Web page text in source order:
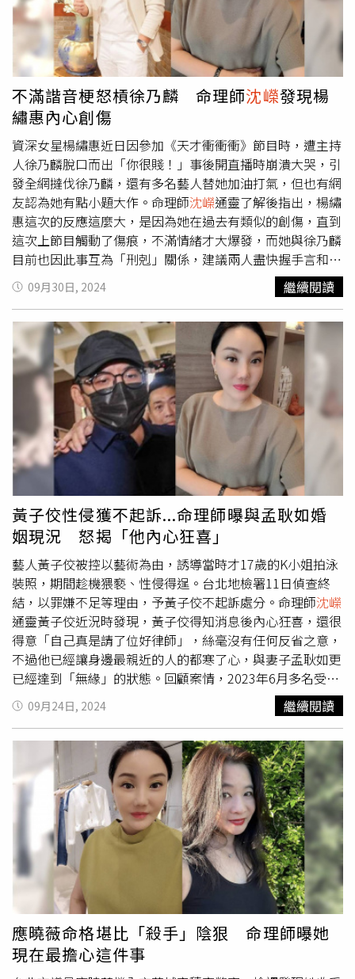
旺，絲毫不受這次「妳最賤」事件的影響，甚至氣勢比之前
更強了！原因是他內心確實沒有想侮辱楊繡惠，所以在因果
上站得住腳，目前從因果的宏觀角度而言，整起事件起因是
楊繡惠的內在情緒問題，所以即使徐乃麟沒有道歉也不算理
虧，雖然也有一些酸民罵乃哥，但多數網友仍力挺徐乃麟，
所以徐乃麟的運氣聲勢不墜，就連《天才衝衝衝》另一名主
持人曾國城談及此事，也替徐乃麟緩頰：「乃哥沒有特別意
思，但這沒有辦法，氣話怎麼能當真。」認為遊戲單元本來
就有可能因為有人表現較差，而有銳利字眼的節目效果，暗
指楊繡惠想太多。至於7年前在節目上被徐乃麟飆罵三字
經、五字經的唐從聖，被網友酸徹底「失去了舞台」，唐從
聖則反駁自己其實沒有失去舞台，仍一直在各種不同的舞台
上持續表演。究竟實際上他的事業運如何？ 沈嶸通靈後分
析，雖然唐從聖確實接演了許多商業劇團，也有代言、演講
的邀約，但是這些工作的收視擴及率仍不及電視傳播，確實
唐從聖等同消失在主流電視圈。綜觀徐乃麟與唐從聖的因
果，沈嶸發現徐乃麟其實有真心懺悔，不是只有表面道歉而
已，所以在因果上，這筆「惡口業」早已一筆勾銷，反而是
唐從聖內心一直過不了這關，他一點都沒有原諒徐乃麟，很
玄的是他竟也沒有責怪徐乃麟如此對他，他氣的是被徐乃麟
當眾羞辱的難堪，沈嶸形容這口氣被唐從聖「硬生生吞
下」，但根本「卡在喉嚨咽不下去」。沈嶸更發現唐從聖身
上有「創傷症候群」的頻率，雖然唐從聖極力想在舞台商演
上展現戲劇功力，但卻是帶著創傷能量在表演，以至於他身
上獨特的表演亮點消失，不復以往的自信從容、幽默搞笑，
這也正是唐從聖事業難有起色的原因。沈嶸總結這三人的運
勢，徐乃麟命格「連旺30年」 ，位居第一，目前旺運剛結
束1年，仍有一些殘存的尾運支撐，勢頭如日中天，一般人
很難撼動其地位；唐從聖只有「連旺10年」，目前旺運已
過；而楊繡惠則完全沒有連旺格局，以命理的角度而言屬於
「勞碌辛苦命」，之所以能有今天，靠的是她異常努力的打
拼。以結論而言，這三人的糾紛中，楊繡惠與唐從聖就像小
蝦米對上大鯨魚，完全沒有討到任何好處。
「名媛版大S」之稱的名媛黃廉盈，遭前夫「夜店大亨」夏
天倫爆出偷紅包錢、拿家用做隆乳手術、與一堆牛郎玩到天
亮等黑料。王思佳與劉芒翻車後事業仍持續進行，而黃廉盈
硬起來提告前夫，兩人持續公開互撕。究竟這三人是否能再
度翻身成功，由黑翻紅？對此，命理師沈嶸也做出分析，首
先是被要求撤掉夫姓的「夏」黃廉盈，沈嶸通靈查出原本黃
廉盈具有很強的「桃花命格」，很有男人緣，本來她理應能
成為上流名媛，活躍於名牌精品時尚圈，也能藉此做生意來
墊高格局。但現在被前夫夏天倫抖出一連串不堪的爆料，形
象大傷，加上黃廉盈本身並不具備「公主命格」，此時被前
夫推上風口浪尖，承受負面聲浪，名聲慘烈。真正有公主命
的人，是能持續堆金積玉，坐擁富貴又被捧在手掌心，黃廉
盈的現狀完全不符合。第二位王思佳，命格中則帶有「黑道
大姊」的色彩，為人敢做敢當、敢講敢秀，性格大膽，不怕
得罪人。「假包疑雲」事件後，高尚貴氣的形象崩塌，雖然
仍持續積極拍各種類型的開箱影片，但已經很少在各大綜藝
節目看到她的身影，《女人我最大》節目也不再邀請她擔任
來賓，只能零星接綜藝通告，等同被踢出主流電視圈，演藝
圈現在已不再視她為「收視紅牌」，演藝事業停擺，連原本
找她代言的「天后闆妹」都跟她切割，現在只能朝網紅路線
經營。此外，沈嶸探查她身上還是有虛假的頻率，表示她現
在展現出的門面，有部分還是靠努力造作來堆積的。至於現
在剛辦完浪漫海島婚禮的幸福人妻劉芒，原先靠著可愛幽
默、美麗時尚的形象接下很多高端產品代言，被爆出個性難
搞、配合度差與租房衛生習慣邋遢等，丟掉許多大品牌代
言，粗估至少流失一年2千萬代言費。雖然現在還是有很多
觀眾不在乎她的負評，也有公關團隊協助運作，但在尚未完
全洗刷負面形象前，廠商尚在觀望中。驚人的是，三人中唯
一具備「大紅大紫」明星命的竟然是劉芒，
常有觀眾緣，原本好好經營下去，甚至有望成為一線女星，
只能說劉芒「生不逢時」，若在以前的70、80年代，美麗
的女星有大頭症或公主病是可以被接受的，但現在爆料風氣
盛行，很容易被放大檢視，一旦流出負評就要花很大的心力
才能再爬起。沈嶸總結三人的起死回生指數，王思佳只有40
分，欲振乏力，用盡全部的力量也很難回到全盛時期，仍有
許多網友不買單，到現在香奈兒「COOO 19包」仍沒有被
澄清，遭網友怒轟模糊焦點。
深入查詢原因，發現王思
佳「得罪人」的頻率非常明顯，因為她敢講又不在乎他人想
法的個性，有時口不擇言，無形中得罪許多觀眾，加上台灣
社會對說話尖銳的藝人接受度不高，所以若論翻身，她是三
人中最艱難的。劉芒最慘只有負20分，表示目前仍沒有成功
擺脫負面標籤，尚在谷底難以翻身，雖然分數很低，但沈嶸
認為她還是有機會慢慢回到紅牌寶座，甚至比王思佳還容
易，因為靈界訊號顯示劉芒本性其實善良可愛，只是過往在
工作上的應對進退太做自己，不夠社會化，只要她有記取教
訓，誠懇道歉，痛改前非，她的明星命格就會逐漸修復。最
後，最有希望逆襲成功的就是黃廉盈，前夫夏天倫對她的指
控撲朔迷離，網友們也只能吃瓜看戲，難以驗證真假，加上
她幫前夫生下兩個女兒，即使面對前夫爆出眾多不堪黑料，
也不曾口出惡言，激起一大票已婚女性的支持與同情，所以
她的起死回生指數高達70分。在前夫爆料前，其實普羅大眾
不滿諧音梗怒槓徐乃麟 命理師沈嶸發現楊
繡惠內心創傷
資深女星楊繡惠近日因參加《天才衝衝衝》節目時，遭主持
人徐乃麟脫口而出「你很賤！」事後開直播時崩潰大哭，引
發全網撻伐徐乃麟，還有多名藝人替她加油打氣，但也有網
友認為她有點小題大作。命理師沈嶸通靈了解後指出，楊繡
惠這次的反應這麼大，是因為她在過去有類似的創傷，直到
這次上節目觸動了傷痕，不滿情緒才大爆發，而她與徐乃麟
目前也因此事互為「刑剋」關係，建議兩人盡快握手言和才
能讓因果惡業一筆勾銷。楊繡惠26日在臉書發文指：「每次
被羞辱我都以幽默化解，但賤這個字對我來說，實在無法接
受。」宣布不再參加特定節目錄影，事後更在直播時因此事
崩潰大哭，直言「大家都是人生父母養，到現在我都過不
去，午夜夢迴時，我都想不懂我得罪你什麼？你叫我去主持
我說隨便你包，這樣沒尊重你嗎？還要怎樣？不要太過分
了！」她事後也承認羞辱她的主持人正是綜藝大哥徐乃麟。
徐乃麟則拒絕道歉，認為只是節目上諧音梗的玩笑「那是話
外之音，不要再弄我了」，而製作單位也出面緩頰：「錄影
過程中所有參與者均無蓄意冒犯他人之情事」。命理師
沈嶸
通靈後指出，楊繡惠這次的反應這麼大，是因為她在過去有
類似的創傷，早年在秀場、演藝圈工作時，就經常被其他藝
人開不得體的玩笑、貶低、人身攻擊等不當對待，這在她的
心裡烙下很深的印痕，受傷的情緒不斷累積，直到這次上徐
乃麟節目，聽到「賤」觸動了傷痕，不滿情緒才大爆發，楊
繡惠其實並不是真的生氣，而是傷心，覺得自己被貼上了
「賤」的標籤。沈嶸 表示，楊繡惠認為在演藝圈這樣險惡、
艱難的環境中，自己憑藉著賣力敬業的表演與打不死的毅
力，才能撐到現在，她認為自己在演藝圈打滾了這麼久，早
已不再是當年任人宰割的小咖，地位至少也是演藝圈大姊，
理應受到他人尊敬，而不是像早年一樣任人隨意開玩笑。事
實上她不但不覺得自己賤，反而認為自己是非常了不起的。
另一方面，
深入通靈徐乃麟的腦波，確實徐乃麟內心並
沒有覺得楊繡惠賤，但現在非常討厭楊繡惠，他認為自己明
明就沒有貶低她的意思，在徐乃麟的認知裡，身為資深藝人
應該已經見識過大風大浪，被開玩笑本就是藝人要承受的壓
力，徐乃麟覺得楊繡惠根本借題發揮、惡意栽贓。由於此次
事件，讓楊繡惠與徐乃麟兩人目前互為「刑剋」關係。沈嶸
認為只要讓人內心痛苦、不舒服，在因果上就會產生惡業，
不過，徐乃麟跟楊繡惠過節不大，在因果上還有很大的和解
機會，建議徐乃麟盡快跟楊繡惠握手言和，才能讓兩人的因
果惡業一筆勾銷。為何徐乃麟多次傳出罵節目來賓的負面新
沈嶸
深入剖析徐乃麟的因果，發現徐乃麟其實是一位會
提攜後進的演藝圈大哥，也因此有累積一些功德，至今還能
手握主持棒，擁有很高的話語權，但是徐乃麟確實也有因口
無遮攔而產生「壓迫他人」的不良業力。例如，徐乃麟
2017年就曾爆出在節目上被藝人唐從聖吐槽「輸不起」而
09月30日, 2024 繼續閱讀
黃子佼性侵獲不起訴...命理師曝與孟耿如婚
姻現況 怒揭「他內心狂喜」
藝人黃子佼被控以藝術為由，誘導當時才17歲的K小姐拍泳
裝照，期間趁機猥褻、性侵得逞。台北地檢署11日偵查終
結，以罪嫌不足等理由，予黃子佼不起訴處分。命理師沈嶸
通靈黃子佼近況時發現，黃子佼得知消息後內心狂喜，還很
得意「自己真是請了位好律師」，絲毫沒有任何反省之意，
不過他已經讓身邊最親近的人的都寒了心，與妻子孟耿如更
已經達到「無緣」的狀態。回顧案情，2023年6月多名受害
者透過旅法網紅Zofia指控遭到藝人黃子佼性騷、侵犯，自
此黃子佼深陷MeToo風暴。其中一名「K小姐」更爆料黃子
佼曾在2006年以拍藝術照為由，要求她到他的內湖住家並
穿泳裝拍照，過程中黃子佼越來越得寸進尺，先是撫摸，接
著竟說「希望妳解開上衣為藝術犧牲」，之後跨坐到她身
上，性侵得逞。然而台北地檢署11日偵查終結，以罪嫌不足
等理由，予黃子佼不起訴處分。消息引發輿論譁然，Zofia
更在IG發出黑底白字的限時動態，寫下「LA JUSTICE SERA
RENDUE，早晚會有報應」。對此，命理師沈嶸通靈黃子佼
的腦波，深挖黃子佼得知判決後的真正想法，發現黃子佼內
心竟暗自竊喜，甚至到了狂喜的地步，雖然外表看不出來，
但他其實相當得意，覺得自己真是請了位好律師，最好後續
的相關案件也都不要被起訴，自己就能「安全下莊」。沈嶸
表示，黃子佼內心其實知道自己有做過這些被指控的行為，
雖然他因罪證不足獲不起訴，而持有不雅片通常也能易科罰
09月24日, 2024 繼續閱讀
應曉薇命格堪比「殺手」陰狠 命理師曝她
現在最擔心這件事